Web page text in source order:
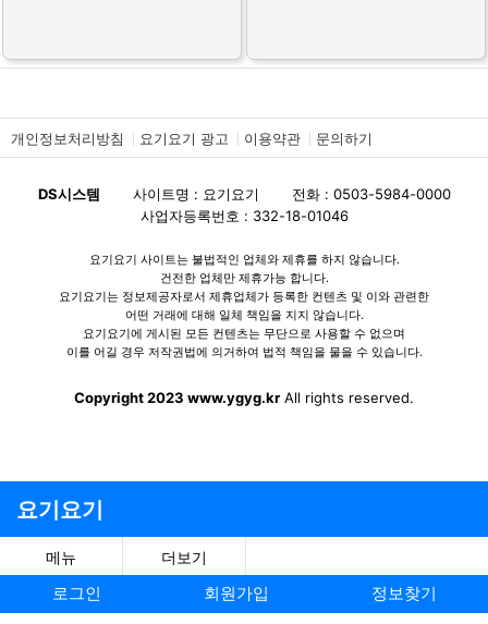
개인정보처리방침 요기요기 광고 이용약관 문의하기
DS시스템 사이트명 : 요기요기
전화 : 0503-5984-0000
사업자등록번호 : 332-18-01046
요기요기 사이트는 불법적인 업체와 제휴를 하지 않습니다.
건전한 업체만 제휴가능 합니다.
요기요기는 정보제공자로서 제휴업체가 등록한 컨텐츠 및 이와 관련한
어떤 거래에 대해 일체 책임을 지지 않습니다.
요기요기에 게시된 모든 컨텐츠는 무단으로 사용할 수 없으며
이를 어길 경우 저작권법에 의거하여 법적 책임을 물을 수 있습니다.
Copyright 2023 www.ygyg.kr All rights reserved.
요기요기
메뉴 더보기
로그인 회원가입 정보찾기